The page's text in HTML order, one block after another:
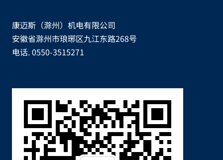
康迈斯（滁州）机电有限公司
安徽省滁州市琅琊区九江东路268号
电话. 0550-3515271